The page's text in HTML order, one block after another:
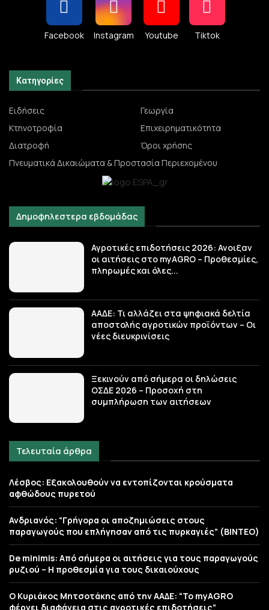
Facebook Instagram Youtube Tiktok
Κατηγορίες
Ειδήσεις
Γεωργία
Κτηνοτροφία
Επιχειρηματικότητα
Διατροφή
Όροι χρήσης
Πνευματικά Δικαιώματα & Προστασία Περιεχομένου
Δημοφηλεστερα εβδομάδας
Αγροτικές επιδοτήσεις 2026: Ανοιξαν
οι αιτήσεις στο myAGRO – Προθεσμίες,
πληρωμές και όλες...
ΑΑΔΕ: Τι αλλάζει στα ψηφιακά δελτία
αποστολής αγροτικών προϊόντων – Οι
νέες διευκρινίσεις
Ξεκινούν από σήμερα οι δηλώσεις
ΟΣΔΕ 2026 – Προσοχή στη
συμπλήρωση των αιτήσεων
Τελευταία άρθρα
Λέσβος: Εξακολουθούν να εντοπίζονται κρούσματα
αφθώδους πυρετού
Ανδριανός: “Γρήγορα οι αποζημιώσεις στους
παραγωγούς που επλήγησαν από τις πυρκαγιές” (BINTEO)
De minimis: Από σήμερα οι αιτήσεις για τους παραγωγούς
ρυζιού – Η προθεσμία για τους δικαιούχους
Ο Κυριάκος Μητσοτάκης από την ΑΑΔΕ: “Το myAGRO
φέρνει διαφάνεια στις αγροτικές επιδοτήσεις”